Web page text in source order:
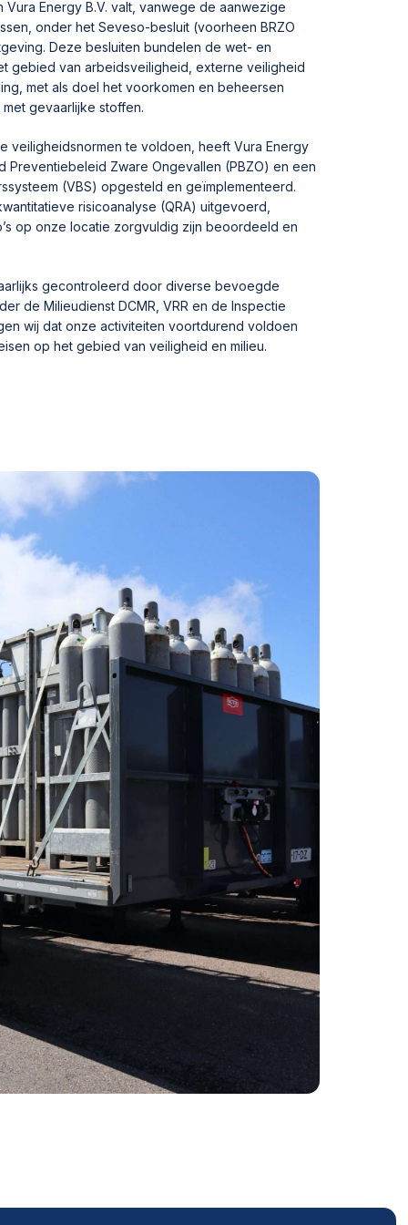
Vura Energy B.V. valt, vanwege de aanwezige
onder het Seveso-besluit (voorheen BRZO
Deze besluiten bundelen de wet- en
gebied van arbeidsveiligheid, externe veiligheid
met als doel het voorkomen en beheersen
gevaarlijke stoffen.
veiligheidsnormen te voldoen, heeft Vura Energy
Preventiebeleid Zware Ongevallen (PBZO) en een
(VBS) opgesteld en geïmplementeerd.
risicoanalyse (QRA) uitgevoerd,
op onze locatie zorgvuldig zijn beoordeeld en
gecontroleerd door diverse bevoegde
de Milieudienst DCMR, VRR en de Inspectie
wij dat onze activiteiten voortdurend voldoen
op het gebied van veiligheid en milieu.